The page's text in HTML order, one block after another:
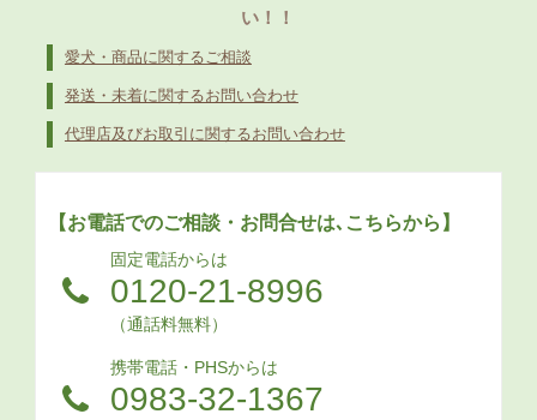
い！！
愛犬・商品に関するご相談
発送・未着に関するお問い合わせ
代理店及びお取引に関するお問い合わせ
【お電話でのご相談・お問合せは､こちらから】
固定電話からは
0120-21-8996
（通話料無料）
携帯電話・PHSからは
0983-32-1367